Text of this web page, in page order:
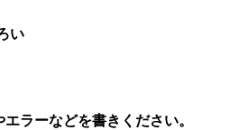
い
ラーなどを書きください。